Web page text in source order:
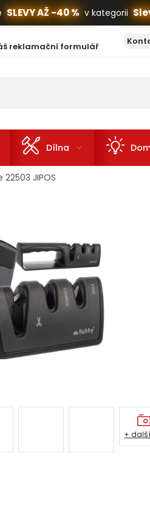
SLEVY AŽ -40 % v kategorii
reklamační formulář
Dílna
JIPOS
+